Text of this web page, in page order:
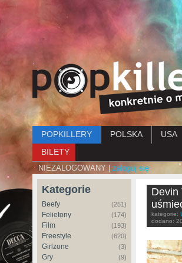
Menu główne
POPKILLERY POLSKA USA
BILETY
NIEZALOGOWANY | zaloguj się
Kategorie
Beefy (251)
Felietony (174)
Film (193)
Freestyle (620)
Girlzone (3)
Gry (9)
Devin
kategorie:
dodano: